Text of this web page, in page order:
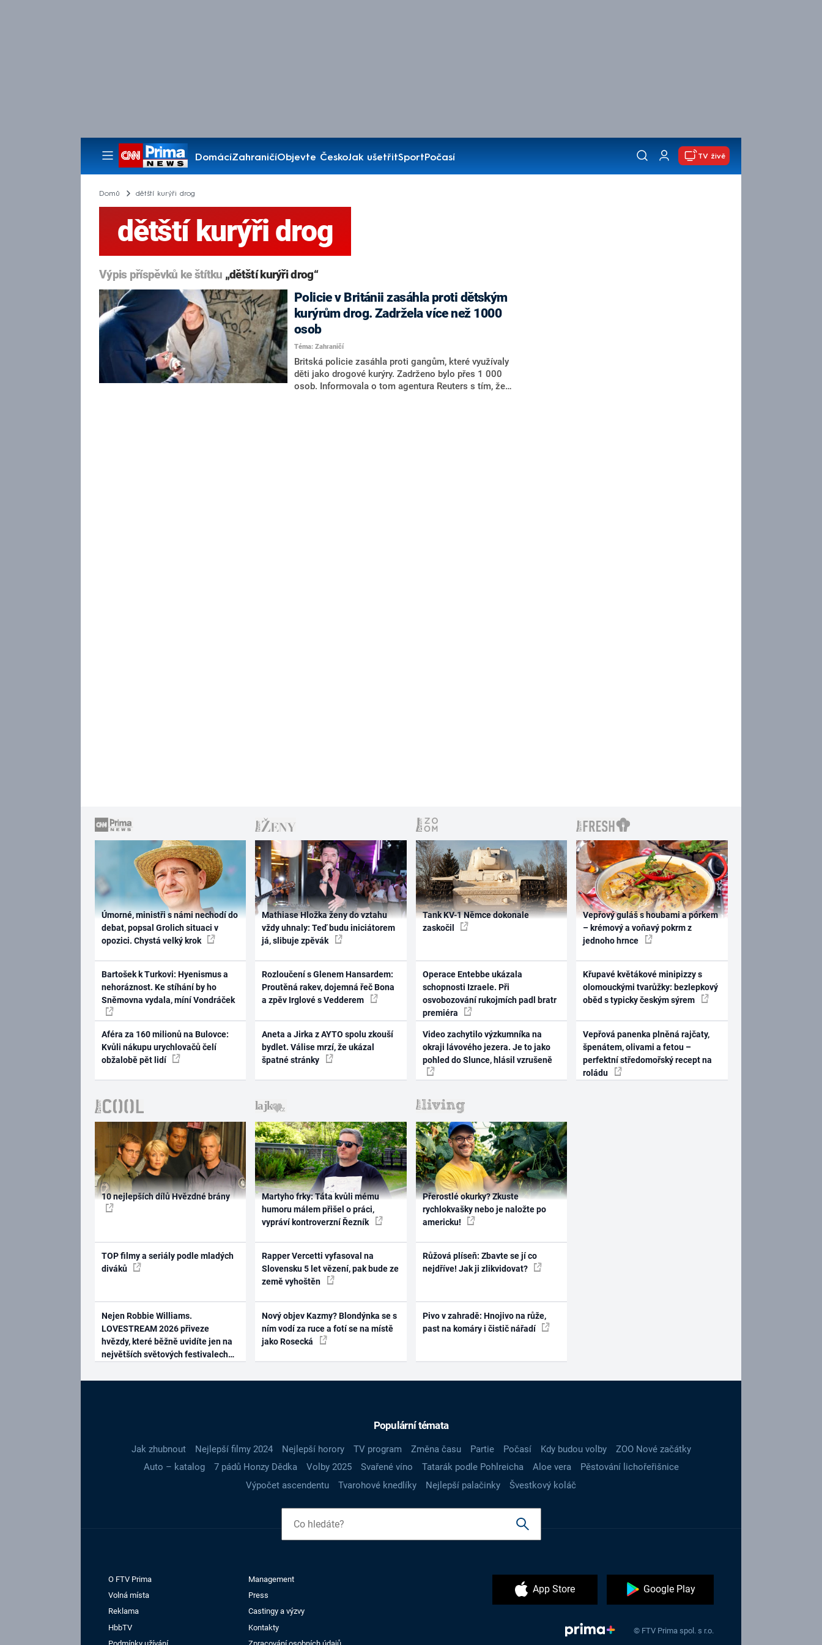
DomácíZahraničíObjevte ČeskoJak ušetřitSportPočasí
Pořady
TV živě
Domů dětští kurýři drog
dětští kurýři drog
Výpis příspěvků ke štítku „dětští kurýři drog“
Policie v Británii zasáhla proti dětským
kurýrům drog. Zadržela více než 1000
osob
Téma: Zahraničí
Britská policie zasáhla proti gangům, které využívaly
děti jako drogové kurýry. Zadrženo bylo přes 1 000
osob. Informovala o tom agentura Reuters s tím, že
Úmorné, ministři s námi nechodí do
debat, popsal Grolich situaci v
opozici. Chystá velký krok
Bartošek k Turkovi: Hyenismus a
nehoráznost. Ke stíhání by ho
Sněmovna vydala, míní Vondráček
Aféra za 160 milionů na Bulovce:
Kvůli nákupu urychlovačů čelí
obžalobě pět lidí
Mathiase Hložka ženy do vztahu
vždy uhnaly: Teď budu iniciátorem
já, slibuje zpěvák
Rozloučení s Glenem Hansardem:
Proutěná rakev, dojemná řeč Bona
a zpěv Irglové s Vedderem
Aneta a Jirka z AYTO spolu zkouší
bydlet. Válise mrzí, že ukázal
špatné stránky
Tank KV-1 Němce dokonale
zaskočil
Operace Entebbe ukázala
schopnosti Izraele. Při
osvobozování rukojmích padl bratr
premiéra
Video zachytilo výzkumníka na
okraji lávového jezera. Je to jako
pohled do Slunce, hlásil vzrušeně
Vepřový guláš s houbami a pórkem
– krémový a voňavý pokrm z
jednoho hrnce
Křupavé květákové minipizzy s
olomouckými tvarůžky: bezlepkový
oběd s typicky českým sýrem
Vepřová panenka plněná rajčaty,
špenátem, olivami a fetou –
perfektní středomořský recept na
roládu
10 nejlepších dílů Hvězdné brány
TOP filmy a seriály podle mladých
diváků
Nejen Robbie Williams.
LOVESTREAM 2026 přiveze
hvězdy, které běžně uvidíte jen na
největších světových festivalech
Martyho frky: Táta kvůli mému
humoru málem přišel o práci,
vypráví kontroverzní Řezník
Rapper Vercetti vyfasoval na
Slovensku 5 let vězení, pak bude ze
země vyhoštěn
Nový objev Kazmy? Blondýnka se s
ním vodí za ruce a fotí se na místě
jako Rosecká
Přerostlé okurky? Zkuste
rychlokvašky nebo je naložte po
americku!
Růžová plíseň: Zbavte se jí co
nejdříve! Jak ji zlikvidovat?
Pivo v zahradě: Hnojivo na růže,
past na komáry i čistič nářadí
Populární témata
Jak zhubnout Nejlepší filmy 2024 Nejlepší horory TV program Změna času Partie Počasí Kdy budou volby
ZOO Nové začátky
Auto – katalog
7 pádů Honzy Dědka Volby 2025 Svařené víno Tatarák podle Pohlreicha Aloe vera
Pěstování lichořeřišnice
Výpočet ascendentu
Tvarohové knedlíky Nejlepší palačinky Švestkový koláč
O FTV Prima
Management
Volná místa
Press
Reklama
Castingy a výzvy
HbbTV
Kontakty
App Store Google Play
© FTV Prima spol. s r.o.